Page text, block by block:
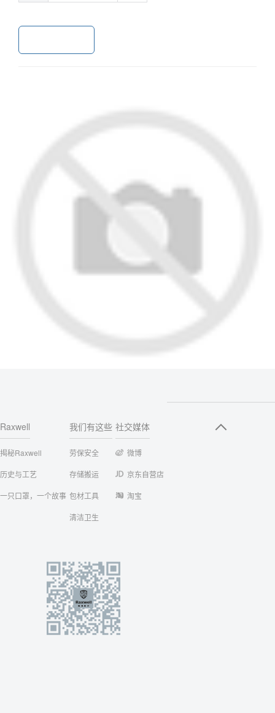
Raxwell
揭秘Raxwell
历史与工艺
一只口罩，一个故事
我们有这些
劳保安全
存储搬运
包材工具
清洁卫生
社交媒体
微博
京东自营店
淘宝